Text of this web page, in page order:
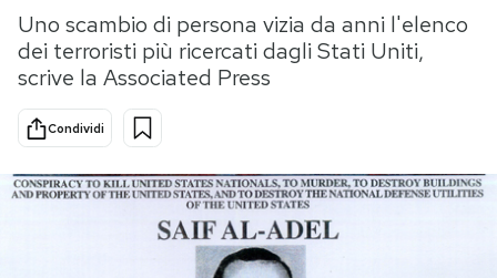
Tecnologia
Internet
Scienza
Cultura
Economia
Sport
Storie/Idee
Ok Boomer!
Mondiali calcio 2026
Uno scambio di persona vizia da anni l'elenco
dei terroristi più ricercati dagli Stati Uniti,
scrive la Associated Press
Condividi